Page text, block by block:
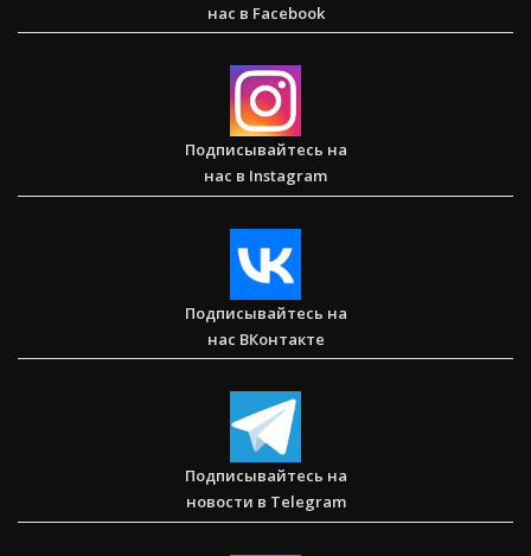
Два часа, которые изменили жизнь буддистского монаха
(Стэн и Лана — Иисус без границ) (BBS05030)
нас в Facebook
Подписывайтесь на
нас в Instagram
Подписывайтесь на
нас ВКонтакте
Подписывайтесь на
новости в Telegram